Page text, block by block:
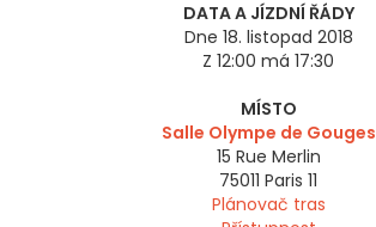
DATA A JÍZDNÍ ŘÁDY
Dne 18. listopad 2018
Z 12:00 má 17:30
MÍSTO
Salle Olympe de Gouges
15 Rue Merlin
75011 Paris 11
Plánovač tras